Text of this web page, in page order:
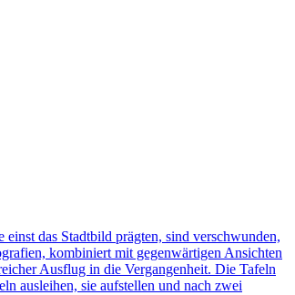
das Stadtbild prägten, sind verschwunden,
kombiniert mit gegenwärtigen Ansichten
Ausflug in die Vergangenheit. Die Tafeln
ausleihen, sie aufstellen und nach zwei